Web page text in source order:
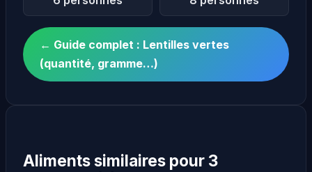
← Guide complet : Lentilles vertes
(quantité, gramme…)
Aliments similaires pour 3